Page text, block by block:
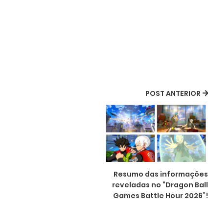
POST ANTERIOR
Resumo das informações
reveladas no “Dragon Ball
Games Battle Hour 2026”!